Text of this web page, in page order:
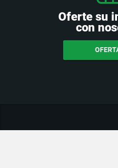
Oferte su
con